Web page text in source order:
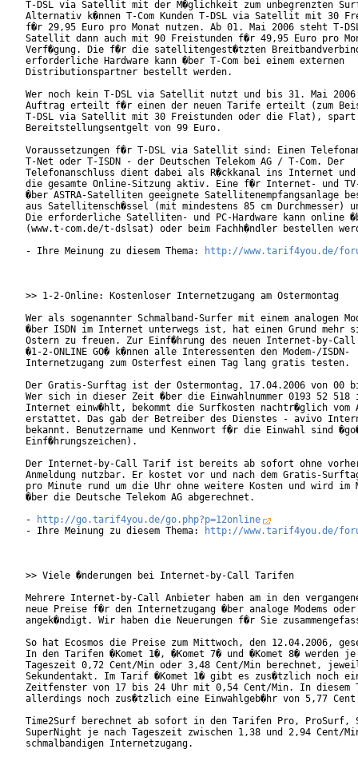
T-DSL via Satellit mit der M�glichkeit zum unbegrenzten
Alternativ k�nnen T-Com Kunden T-DSL via Satellit mit 30
f�r 29,95 Euro pro Monat nutzen. Ab 01. Mai 2006 steht T-
Satellit dann auch mit 90 Freistunden f�r 49,95 Euro pro
Verf�gung. Die f�r die satellitengest�tzten
erforderliche Hardware kann �ber T-Com bei einem externen
Distributionspartner bestellt werden.
Wer noch kein T-DSL via Satellit nutzt und bis 31. Mai 2006
Auftrag erteilt f�r einen der neuen Tarife erteilt (zum
T-DSL via Satellit mit 30 Freistunden oder die Flat), spart
Bereitstellungsentgelt von 99 Euro.
Voraussetzungen f�r T-DSL via Satellit sind: Einen
T-Net oder T-ISDN - der Deutschen Telekom AG / T-Com. Der
Telefonanschluss dient dabei als R�ckkanal ins Internet
die gesamte Online-Sitzung aktiv. Eine f�r Internet- und TV-
�ber ASTRA-Satelliten geeignete Satellitenempfangsanlage
aus Satellitensch�ssel (mit mindestens 85 cm Durchmesser)
Die erforderliche Satelliten- und PC-Hardware kann online
(www.t-com.de/t-dslsat) oder beim Fachh�ndler
- Ihre Meinung zu diesem Thema:
http://www.tarif4you.de/
>> 1-2-Online: Kostenloser Internetzugang am Ostermontag
Wer als sogenannter Schmalband-Surfer mit einem analogen
�ber ISDN im Internet unterwegs ist, hat einen Grund mehr
Ostern zu freuen. Zur Einf�hrung des neuen Internet-by-
�1-2-ONLINE GO� k�nnen alle Interessenten den Modem-/ISDN-
Internetzugang zum Osterfest einen Tag lang gratis testen.
Der Gratis-Surftag ist der Ostermontag, 17.04.2006 von 00
Wer sich in dieser Zeit �ber die Einwahlnummer 0193 52 518
Internet einw�hlt, bekommt die Surfkosten nachtr�glich vom
erstattet. Das gab der Betreiber des Dienstes - avivo
bekannt. Benutzername und Kennwort f�r die Einwahl sind
Einf�hrungszeichen).
Der Internet-by-Call Tarif ist bereits ab sofort ohne
Anmeldung nutzbar. Er kostet vor und nach dem Gratis-
pro Minute rund um die Uhr ohne weitere Kosten und wird im
�ber die Deutsche Telekom AG abgerechnet.
-
http://go.tarif4you.de/go.php?p=12online
- Ihre Meinung zu diesem Thema:
http://www.tarif4you.de/
>> Viele �nderungen bei Internet-by-Call Tarifen
Mehrere Internet-by-Call Anbieter haben am in den
neue Preise f�r den Internetzugang �ber analoge Modems oder
angek�ndigt. Wir haben die Neuerungen f�r Sie
So hat Ecosmos die Preise zum Mittwoch, den 12.04.2006,
In den Tarifen �Komet 1�, �Komet 7� und �Komet 8� werden je
Tageszeit 0,72 Cent/Min oder 3,48 Cent/Min berechnet,
Sekundentakt. Im Tarif �Komet 1� gibt es zus�tzlich noch
Zeitfenster von 17 bis 24 Uhr mit 0,54 Cent/Min. In
allerdings noch zus�tzlich eine Einwahlgeb�hr von 5,77
Time2Surf berechnet ab sofort in den Tarifen Pro, ProSurf,
SuperNight je nach Tageszeit zwischen 1,38 und 2,94 Cent/
schmalbandigen Internetzugang.